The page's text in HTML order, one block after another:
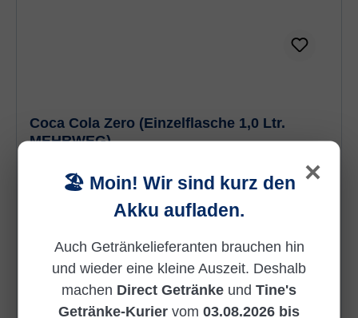
Coca Cola Zero (Einzelflasche 1,0 Ltr.
MEHRWEG)
Coca-Cola Zero ergänzt seit Juli 2006 das
von Coca-Cola in Deutschland. Coca-Cola Zero ist
ein Erfrischungsgetränk, das echten Geschmack
ohne Zucker bietet.Dank besonderer Geschmacks-
kombinationen ist der Geschmack von Coca-Cola
×
🏖️ Moin! Wir sind kurz den
Akku aufladen.
Auch Getränkelieferanten brauchen hin
und wieder eine kleine Auszeit. Deshalb
machen Direct Getränke und Tine's
Getränke-Kurier vom 03.08.2026 bis